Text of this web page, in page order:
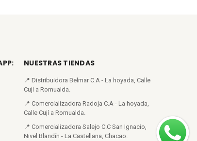
4.6 metros.
NUESTRAS TIENDAS
📍 Distribuidora Belmar C.A - La hoyada, Calle
Cují a Romualda.
📍 Comercializadora Radoja C.A - La hoyada,
Calle Cují a Romualda.
📍 Comercializadora Salejo C.C San Ignacio,
Nivel Blandín - La Castellana, Chacao.